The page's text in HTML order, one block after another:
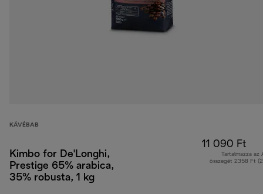
KÁVÉBAB
Kimbo for De'Longhi,
Prestige 65% arabica,
35% robusta, 1 kg
11 090 Ft
Tartalmazza az
összegét 2358 Ft